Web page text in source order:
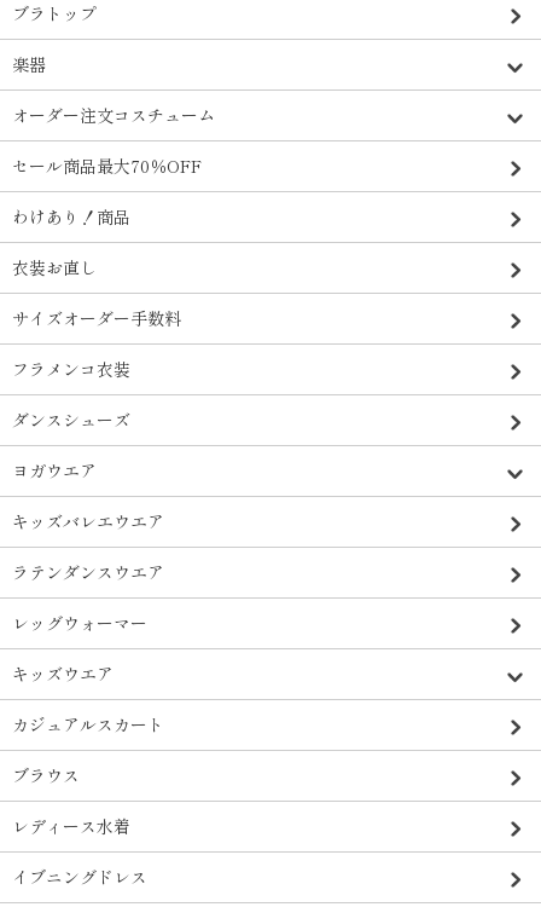
ブラトップ
楽器
オーダー注文コスチューム
セール商品最大70％OFF
わけあり！商品
衣装お直し
サイズオーダー手数料
フラメンコ衣装
ダンスシューズ
ヨガウエア
キッズバレエウエア
ラテンダンスウエア
レッグウォーマー
キッズウエア
カジュアルスカート
ブラウス
レディース水着
イブニングドレス